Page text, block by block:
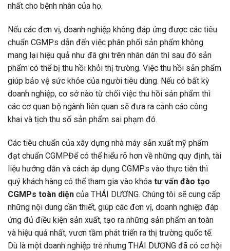
nhất cho bệnh nhân của họ.
Nếu các đơn vị, doanh nghiệp không đáp ứng được các tiêu
chuẩn CGMPs dẫn đến việc phân phối sản phẩm không
mang lại hiệu quả như đã ghi trên nhãn dán thì sau đó sản
phẩm có thể bị thu hồi khỏi thị trường. Việc thu hồi sản phẩm
giúp bảo vệ sức khỏe của người tiêu dùng. Nếu có bất kỳ
doanh nghiệp, cơ sở nào từ chối việc thu hồi sản phẩm thì
các cơ quan bộ ngành liên quan sẽ đưa ra cảnh cáo công
khai và tịch thu số sản phẩm sai phạm đó.
Các tiêu chuẩn của xây dựng nhà máy sản xuất mỹ phẩm
đạt chuẩn CGMPĐể có thể hiểu rõ hơn về những quy định, tài
liệu hướng dẫn và cách áp dụng CGMPs vào thực tiễn thì
quý khách hàng có thể tham gia vào khóa tư vấn đào tạo
CGMPs toàn diện của THÁI DƯƠNG. Chúng tôi sẽ cung cấp
những nội dung cần thiết, giúp các đơn vị, doanh nghiệp đáp
ứng đủ điều kiện sản xuất, tạo ra những sản phẩm an toàn
và hiệu quả nhất, vươn tầm phát triển ra thị trường quốc tế.
Dù là một doanh nghiệp trẻ nhưng THÁI DƯƠNG đã có cơ hội